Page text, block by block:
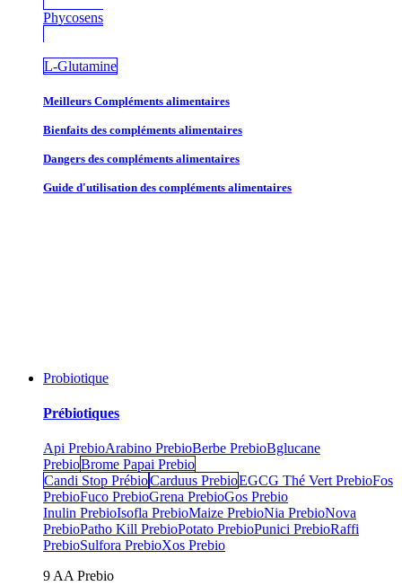
Phycosens
L-Glutamine
Meilleurs Compléments alimentaires
Bienfaits des compléments alimentaires
Dangers des compléments alimentaires
Guide d'utilisation des compléments alimentaires
Probiotique
Prébiotiques
Api PrebioArabino PrebioBerbe PrebioBglucane
PrebioBrome Papai Prebio
Candi Stop PrébioCarduus PrebioEGCG Thé Vert PrebioFos
PrebioFuco PrebioGrena PrebioGos Prebio
Inulin PrebioIsofla PrebioMaize PrebioNia PrebioNova
PrebioPatho Kill PrebioPotato PrebioPunici PrebioRaffi
PrebioSulfora PrebioXos Prebio
9 AA Prebio